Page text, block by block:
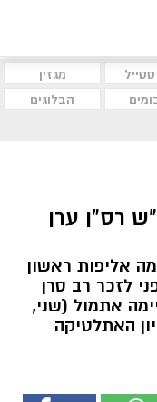
מגזין
הבלוגים
רס"ן ערן
אליפות ראשון
לזכר רב סרן
אתמול (שני,
באיצטדיון האתלטיקה